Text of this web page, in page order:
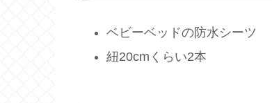
ベビーベッドの防水シーツ
紐20cmくらい2本